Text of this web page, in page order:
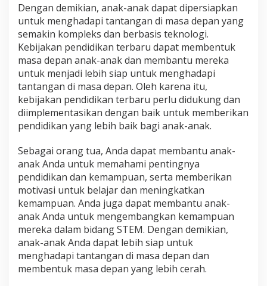
Dengan demikian, anak-anak dapat dipersiapkan
untuk menghadapi tantangan di masa depan yang
semakin kompleks dan berbasis teknologi.
Kebijakan pendidikan terbaru dapat membentuk
masa depan anak-anak dan membantu mereka
untuk menjadi lebih siap untuk menghadapi
tantangan di masa depan. Oleh karena itu,
kebijakan pendidikan terbaru perlu didukung dan
diimplementasikan dengan baik untuk memberikan
pendidikan yang lebih baik bagi anak-anak.
Sebagai orang tua, Anda dapat membantu anak-
anak Anda untuk memahami pentingnya
pendidikan dan kemampuan, serta memberikan
motivasi untuk belajar dan meningkatkan
kemampuan. Anda juga dapat membantu anak-
anak Anda untuk mengembangkan kemampuan
mereka dalam bidang STEM. Dengan demikian,
anak-anak Anda dapat lebih siap untuk
menghadapi tantangan di masa depan dan
membentuk masa depan yang lebih cerah.